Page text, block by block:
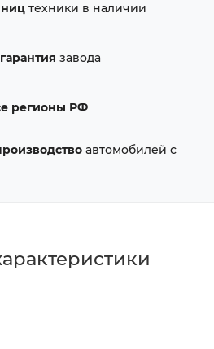
техники в наличии
завода
регионы РФ
автомобилей с